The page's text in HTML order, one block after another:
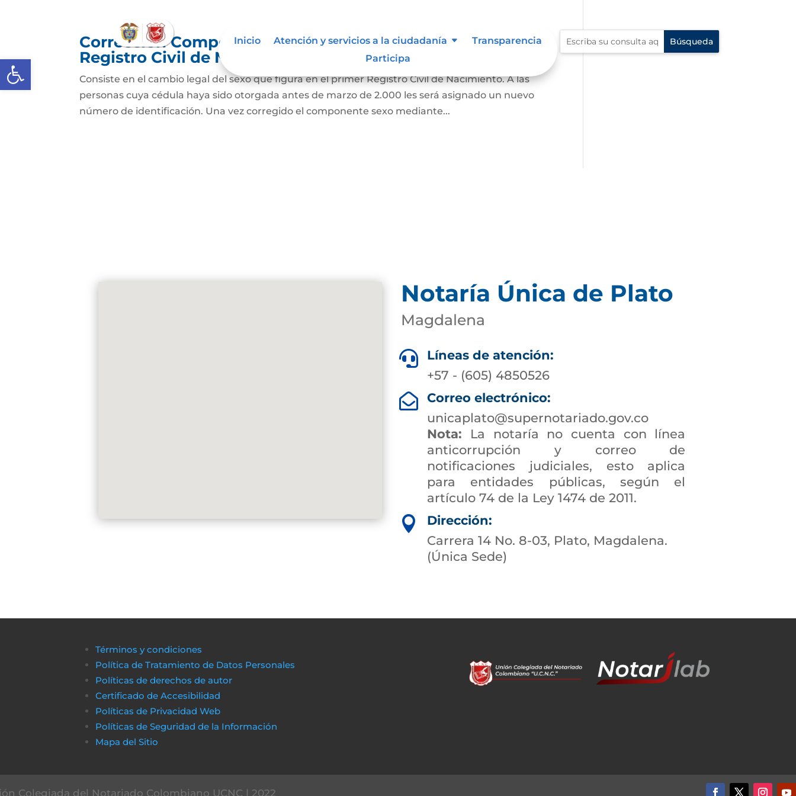
Abrir barra de herramientas
Inicio Atención y servicios a la ciudadanía
Transparencia
Participa
Corrección Componente de Identidad Sexual en el
Registro Civil de Nacimiento
Consiste en el cambio legal del sexo que figura en el primer Registro Civil de Nacimiento. A las
personas cuya cédula haya sido otorgada antes de marzo de 2.000 les será asignado un nuevo
número de identificación. Una vez corregido el componente sexo mediante...
Notaría Única de Plato
Magdalena

Líneas de atención:
+57 - (605) 4850526

Correo electrónico:
unicaplato@supernotariado.gov.co
Nota: La notaría no cuenta con línea
anticorrupción y correo de
notificaciones judiciales, esto aplica
para entidades públicas, según el
artículo 74 de la Ley 1474 de 2011.

Dirección:
Carrera 14 No. 8-03, Plato, Magdalena.
(Única Sede)
Términos y condiciones
Política de Tratamiento de Datos Personales
Políticas de derechos de autor
Certificado de Accesibilidad
Políticas de Privacidad Web
Políticas de Seguridad de la Información
Mapa del Sitio
Colegiada del Notariado Colombiano UCNC | 2022